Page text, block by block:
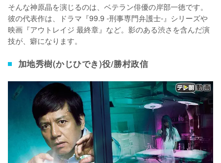
そんな神原晶を演じるのは、ベテラン俳優の岸部一徳です。
彼の代表作は、ドラマ『99.9 -刑事専門弁護士-』シリーズや
映画『アウトレイジ 最終章』など。影のある渋さを含んだ演
技が、癖になります。
加地秀樹(かじひでき)役/勝村政信